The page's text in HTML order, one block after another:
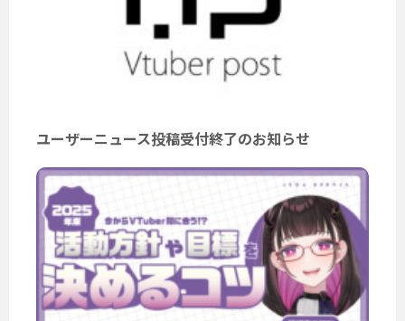
ユーザーニュース投稿受付終了のお知らせ